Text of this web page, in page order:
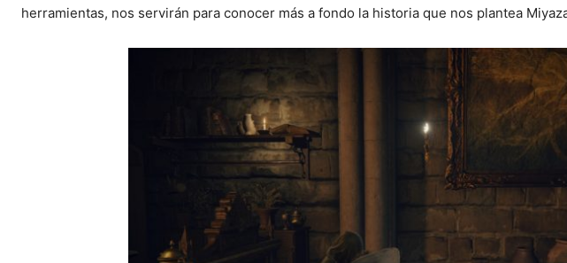
herramientas, nos servirán para conocer más a fondo la historia que nos plantea